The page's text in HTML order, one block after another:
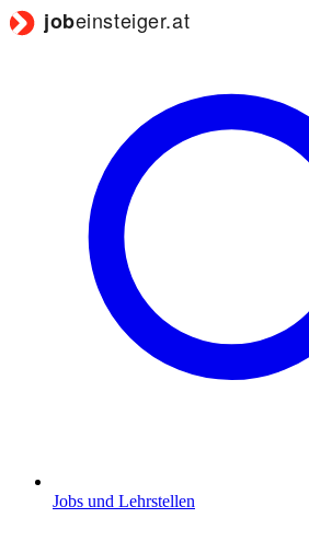
Jobs und Lehrstellen